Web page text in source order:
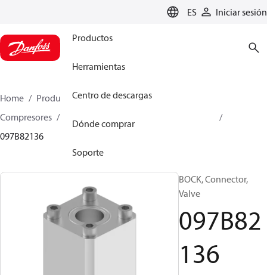
ES Iniciar sesión
Productos
Herramientas
Centro de descargas
Dónde comprar
Soporte
Home Productos
Climate Solutions for heating
Compresores
097B82136
BOCK, Connector,
Valve
097B82
136